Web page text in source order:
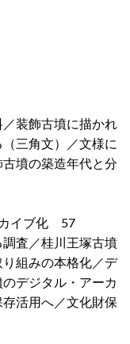
装飾古墳に描かれ
三角文）／文様に
墳の築造年代と分
イブ化 57
査／桂川王塚古墳
組みの本格化／デ
デジタル・アーカ
活用へ／文化財保